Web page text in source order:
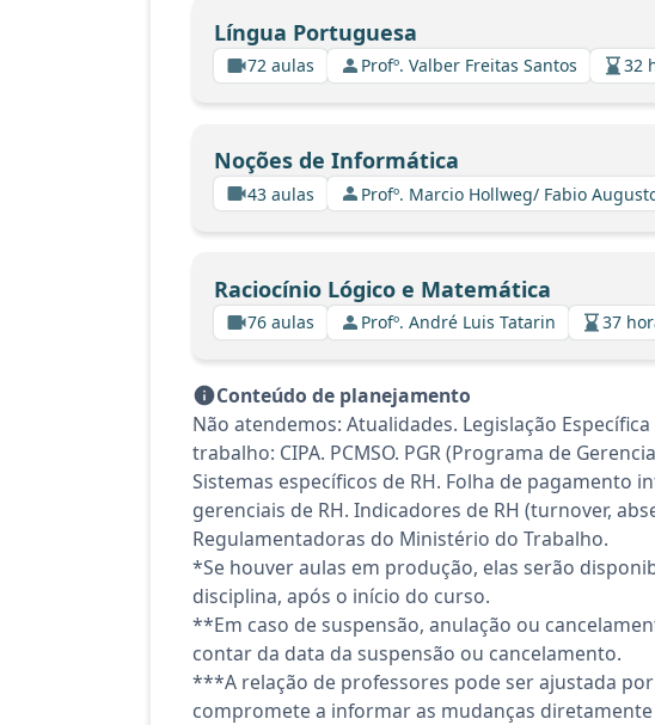
Língua Portuguesa
72 aulas Profº. Valber Freitas Santos 32
Noções de Informática
43 aulas Profº. Marcio Hollweg/ Fabio
Raciocínio Lógico e Matemática
76 aulas Profº. André Luis Tatarin 37
Conteúdo de planejamento
Não atendemos: Atualidades. Legislação
trabalho: CIPA. PCMSO. PGR (Programa de
Sistemas específicos de RH. Folha de pagamento
gerenciais de RH. Indicadores de RH (turnover,
Regulamentadoras do Ministério do Trabalho.
*Se houver aulas em produção, elas serão
disciplina, após o início do curso.
**Em caso de suspensão, anulação ou
contar da data da suspensão ou cancelamento.
***A relação de professores pode ser ajustada
compromete a informar as mudanças